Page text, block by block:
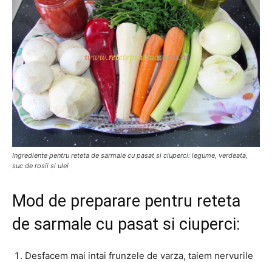
Ingrediente pentru reteta de sarmale cu pasat si ciuperci: legume, verdeata,
suc de rosii si ulei
Mod de preparare pentru reteta
de sarmale cu pasat si ciuperci:
Desfacem mai intai frunzele de varza, taiem nervurile